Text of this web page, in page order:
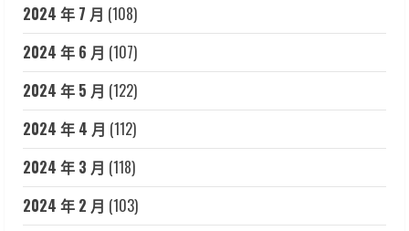
2024 年 7 月 (108)
2024 年 6 月 (107)
2024 年 5 月 (122)
2024 年 4 月 (112)
2024 年 3 月 (118)
2024 年 2 月 (103)